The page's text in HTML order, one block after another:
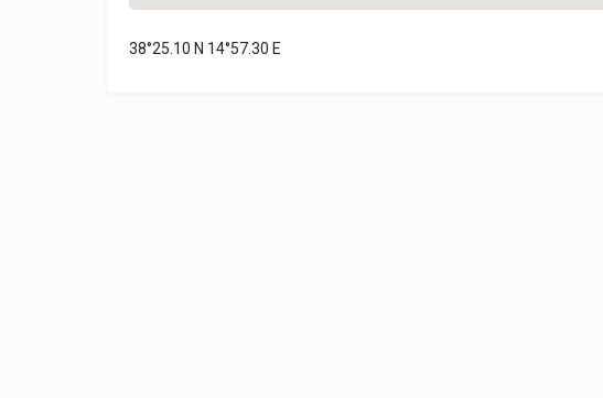
38°25.10 N 14°57.30 E